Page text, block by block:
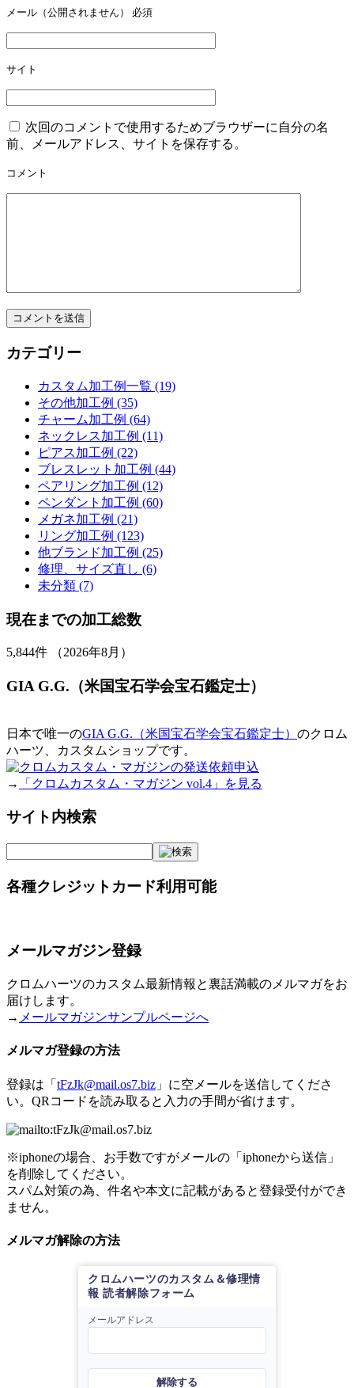
ョ
ン
メール（公開されません） 必須
サイト
次回のコメントで使用するためブラウザーに自分の名
前、メールアドレス、サイトを保存する。
コメント
カテゴリー
カスタム加工例一覧 (19)
その他加工例 (35)
チャーム加工例 (64)
ネックレス加工例 (11)
ピアス加工例 (22)
ブレスレット加工例 (44)
ペアリング加工例 (12)
ペンダント加工例 (60)
メガネ加工例 (21)
リング加工例 (123)
他ブランド加工例 (25)
修理、サイズ直し (6)
未分類 (7)
現在までの加工総数
5,844件 （2026年8月）
GIA G.G.（米国宝石学会宝石鑑定士）
日本で唯一のGIA G.G.（米国宝石学会宝石鑑定士） のクロム
ハーツ、カスタムショップです。
→ 「クロムカスタム・マガジン vol.4」を見る
サイト内検索
各種クレジットカード利用可能
メールマガジン登録
クロムハーツのカスタム最新情報と裏話満載のメルマガをお
届けします。
→ メールマガジンサンプルページへ
メルマガ登録の方法
登録は「 tFzJk@mail.os7.biz 」に空メールを送信してくださ
い。QRコードを読み取ると入力の手間が省けます。
※iphoneの場合、お手数ですがメールの「iphoneから送信」
を削除してください。
スパム対策の為、件名や本文に記載があると登録受付ができ
ません。
メルマガ解除の方法
クロムハーツのカスタム＆修理情
報 読者解除フォーム
メールアドレス
解除する